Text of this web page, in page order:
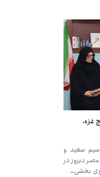
غزه،
سعید و
دیروز در
بخشی…